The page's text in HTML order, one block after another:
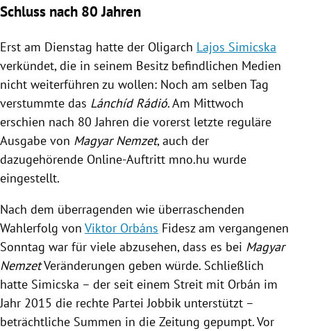
Schluss nach 80 Jahren
Erst am Dienstag hatte der Oligarch Lajos Simicska
verkündet, die in seinem Besitz befindlichen Medien
nicht weiterführen zu wollen: Noch am selben Tag
verstummte das Lánchíd Rádió. Am Mittwoch
erschien nach 80 Jahren die vorerst letzte reguläre
Ausgabe von Magyar Nemzet, auch der
dazugehörende Online-Auftritt mno.hu wurde
eingestellt.
Nach dem überragenden wie überraschenden
Wahlerfolg von Viktor Orbáns Fideszam vergangenen
Sonntag war für viele abzusehen, dass es bei Magyar
NemzetVeränderungen geben würde. Schließlich
hatte Simicska – der seit einem Streit mit Orbán im
Jahr 2015 die rechte ParteiJobbikunterstützt –
beträchtliche Summen in die Zeitung gepumpt. Vor